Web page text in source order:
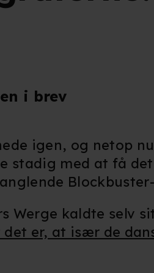
i brev
igen, og netop
stadig med at få
Werge kaldte selv
er, at især de